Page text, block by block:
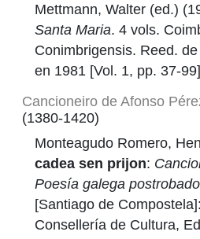
Mettmann, Walter (ed.)
Santa Maria. 4 vols.
Conimbrigensis. Reed.
en 1981 [Vol. 1, pp. 37-
Cancioneiro de Afonso
(1380-1420)
Monteagudo Romero,
cadea sen prijon:
Poesía galega
[Santiago de
Consellería de Cultura,